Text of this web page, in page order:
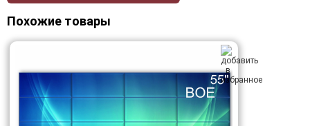
Похожие товары